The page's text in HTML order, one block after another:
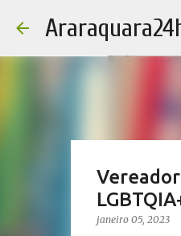
janeiro 05, 2023